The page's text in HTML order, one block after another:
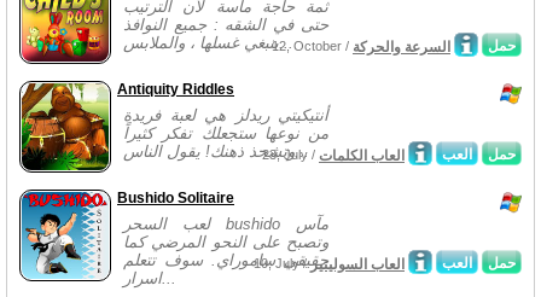
ثمة حاجة ماسة لأن الترتيب
حتى في الشقه : جميع النوافذ
ينبغي غسلها ، والملابس...
حمل 12, October / السرعة والحركة
Antiquity Riddles
أنتيكيتي ريدلز هي لعبة فريدة
من نوعها ستجعلك تفكر كثيراً
وتشحذ ذهنك! يقول الناس...
حمل العب 23, July / العاب الكلمات
Bushido Solitaire
لعب السحر bushido مآس
وتصبح على النحو المرضي كما
حقيقي ساموراي. سوف تتعلم
اسرار...
حمل العب 10, July /العاب السوليتير